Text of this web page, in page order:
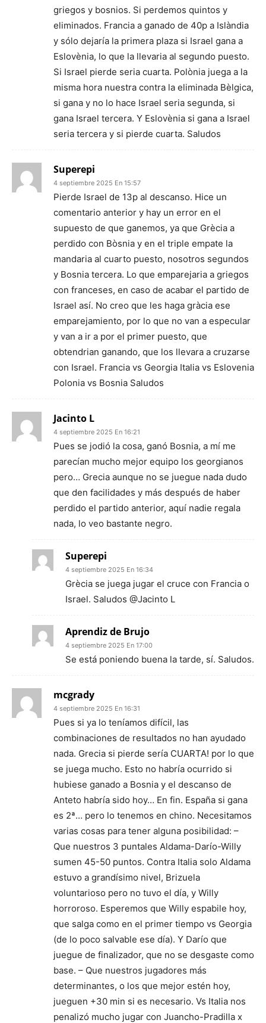
griegos y bosnios. Si perdemos quintos y
eliminados. Francia a ganado de 40p a Islàndia
y sólo dejaría la primera plaza si Israel gana a
Eslovènia, lo que la llevaria al segundo puesto.
Si Israel pierde seria cuarta. Polònia juega a la
misma hora nuestra contra la eliminada Bèlgica,
si gana y no lo hace Israel seria segunda, si
gana Israel tercera. Y Eslovènia si gana a Israel
seria tercera y si pierde cuarta. Saludos
Superepi
4 septiembre 2025 En 15:57
Pierde Israel de 13p al descanso. Hice un
comentario anterior y hay un error en el
supuesto de que ganemos, ya que Grècia a
perdido con Bòsnia y en el triple empate la
mandaria al cuarto puesto, nosotros segundos
y Bosnia tercera. Lo que emparejaria a griegos
con franceses, en caso de acabar el partido de
Israel así. No creo que les haga gràcia ese
emparejamiento, por lo que no van a especular
y van a ir a por el primer puesto, que
obtendrian ganando, que los llevara a cruzarse
con Israel. Francia vs Georgia Italia vs Eslovenia
Polonia vs Bosnia Saludos
Jacinto L
4 septiembre 2025 En 16:21
Pues se jodió la cosa, ganó Bosnia, a mí me
parecían mucho mejor equipo los georgianos
pero… Grecia aunque no se juegue nada dudo
que den facilidades y más después de haber
perdido el partido anterior, aquí nadie regala
nada, lo veo bastante negro.
Superepi
4 septiembre 2025 En 16:34
Grècia se juega jugar el cruce con Francia o
Israel. Saludos @Jacinto L
Aprendiz de Brujo
4 septiembre 2025 En 17:00
Se está poniendo buena la tarde, sí. Saludos.
mcgrady
4 septiembre 2025 En 16:31
Pues si ya lo teníamos difícil, las
combinaciones de resultados no han ayudado
nada. Grecia si pierde sería CUARTA! por lo que
se juega mucho. Esto no habría ocurrido si
hubiese ganado a Bosnia y el descanso de
Anteto habría sido hoy… En fin. España si gana
es 2ª… pero lo tenemos en chino. Necesitamos
varias cosas para tener alguna posibilidad: –
Que nuestros 3 puntales Aldama-Darío-Willy
sumen 45-50 puntos. Contra Italia solo Aldama
estuvo a grandísimo nivel, Brizuela
voluntarioso pero no tuvo el día, y Willy
horroroso. Esperemos que Willy espabile hoy,
que salga como en el primer tiempo vs Georgia
(de lo poco salvable ese día). Y Darío que
juegue de finalizador, que no se desgaste como
base. – Que nuestros jugadores más
determinantes, o los que mejor estén hoy,
jueguen +30 min si es necesario. Vs Italia nos
penalizó mucho jugar con Juancho-Pradilla x